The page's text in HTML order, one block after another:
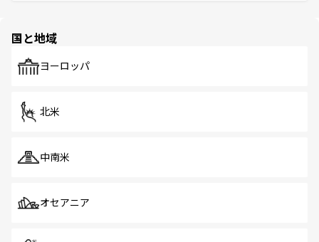
で、ホーカーズは地元の風情を楽しめる外せないスポット
国と地域
ヨーロッパ
北米
中南米
オセアニア